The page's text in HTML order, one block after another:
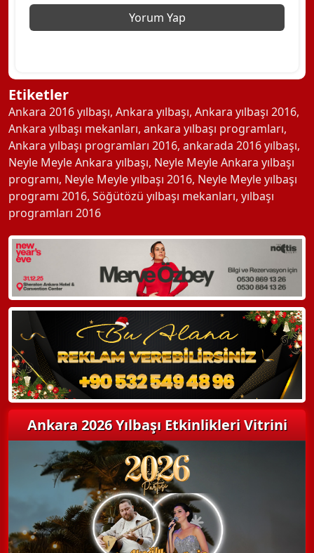
Etiketler
Ankara 2016 yılbaşı, Ankara yılbaşı, Ankara yılbaşı 2016,
Ankara yılbaşı mekanları, ankara yılbaşı programları,
Ankara yılbaşı programları 2016, ankarada 2016 yılbaşı,
Neyle Meyle Ankara yılbaşı, Neyle Meyle Ankara yılbaşı
programı, Neyle Meyle yılbaşı 2016, Neyle Meyle yılbaşı
programı 2016, Söğütözü yılbaşı mekanları, yılbaşı
programları 2016
Ankara 2026 Yılbaşı Etkinlikleri Vitrini